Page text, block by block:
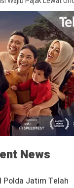
News
Polda Jatim Telah